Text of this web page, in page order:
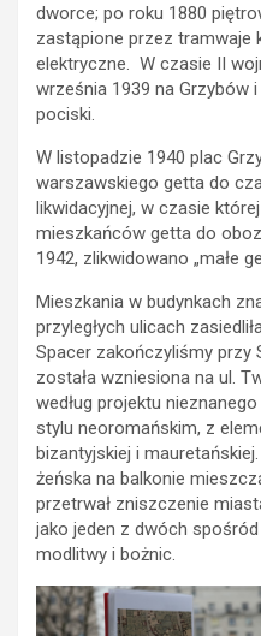
dworce; po roku 1880
zastąpione przez tramwaje
elektryczne. W czasie II
września 1939 na Grzybów
pociski.
W listopadzie 1940 plac
warszawskiego getta do
likwidacyjnej, w czasie
mieszkańców getta do
1942, zlikwidowano „małe
Mieszkania w budynkach
przyległych ulicach
Spacer zakończyliśmy przy
została wzniesiona na ul.
według projektu
stylu neoromańskim, z
bizantyjskiej i
żeńska na balkonie
przetrwał zniszczenie
jako jeden z dwóch
modlitwy i bożnic.